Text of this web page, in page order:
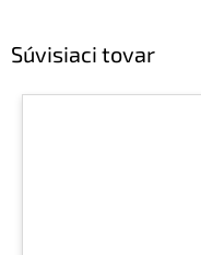
Súvisiaci tovar